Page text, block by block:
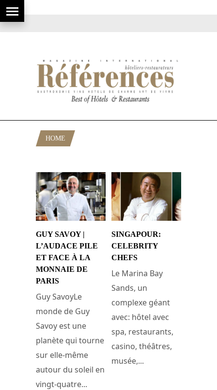
HOME
GUY SAVOY |
L’AUDACE PILE
ET FACE À LA
MONNAIE DE
PARIS
Guy SavoyLe
monde de Guy
Savoy est une
planète qui tourne
sur elle-même
autour du soleil en
vingt-quatre...
SINGAPOUR:
CELEBRITY
CHEFS
Le Marina Bay
Sands, un
complexe géant
avec: hôtel avec
spa, restaurants,
casino, théâtres,
musée,...